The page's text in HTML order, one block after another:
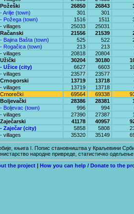
Požeški 26850 26843
- Arilje (town) 301 301
- Požega (town) 1516 1511
- villages 25033 25031
Račanski 21556 21539
- Bajina Bašta (town) 525 522
- Rogačica (town) 213 213
- villages 20818 20804
Užički 30204 30180
- Užice (city) 6627 6603
- villages 23577 23577
Crnogorski 13719 13718
- villages 13719 13718
Crnorečki 69564 69338
Boljevački 28386 28381
- Boljevac (town) 996 994
- villages 27390 27387
Zaječarski 41178 40957
- Zaječar (city) 5858 5808
- villages 35320 35149
књига I. Попис становништва у Краљевини
народне привреде, статистичко
the project How you can help / Donate to the